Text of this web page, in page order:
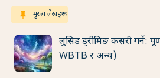
keep मुख्य लेखहरू
लुसिड ड्रीमिङ कसरी गर्ने:
WBTB र अन्य)